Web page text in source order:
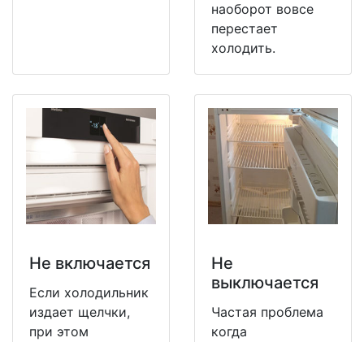
наоборот вовсе
перестает
холодить.
Не включается
Если холодильник
издает щелчки,
при этом
Не
выключается
Частая проблема
когда